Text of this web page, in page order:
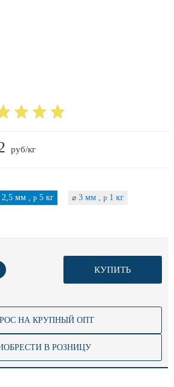
руб/кг
2,5 мм , p 5 кг ⌀ 3 мм , p 1 кг
КУПИТЬ
НА КРУПНЫЙ ОПТ
В РОЗНИЦУ